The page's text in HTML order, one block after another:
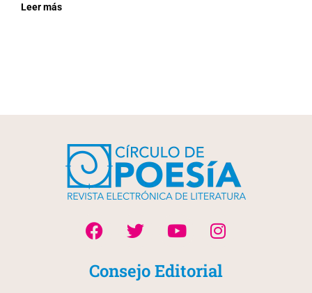
Leer más
Consejo Editorial